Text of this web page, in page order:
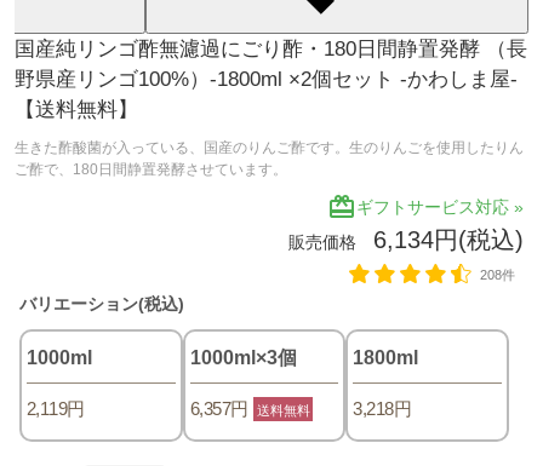
国産純リンゴ酢無濾過にごり酢・180日間静置発酵 （長
野県産リンゴ100%）-1800ml ×2個セット -かわしま屋-
【送料無料】
生きた酢酸菌が入っている、国産のりんご酢です。生のりんごを使用したりん
ご酢で、180日間静置発酵させています。
redeemギフトサービス対応 »
販売価格 6,134円(税込)
208件
バリエーション(税込)
1000ml
2,119円
1000ml×3個
6,357円 送料無料
1800ml
3,218円